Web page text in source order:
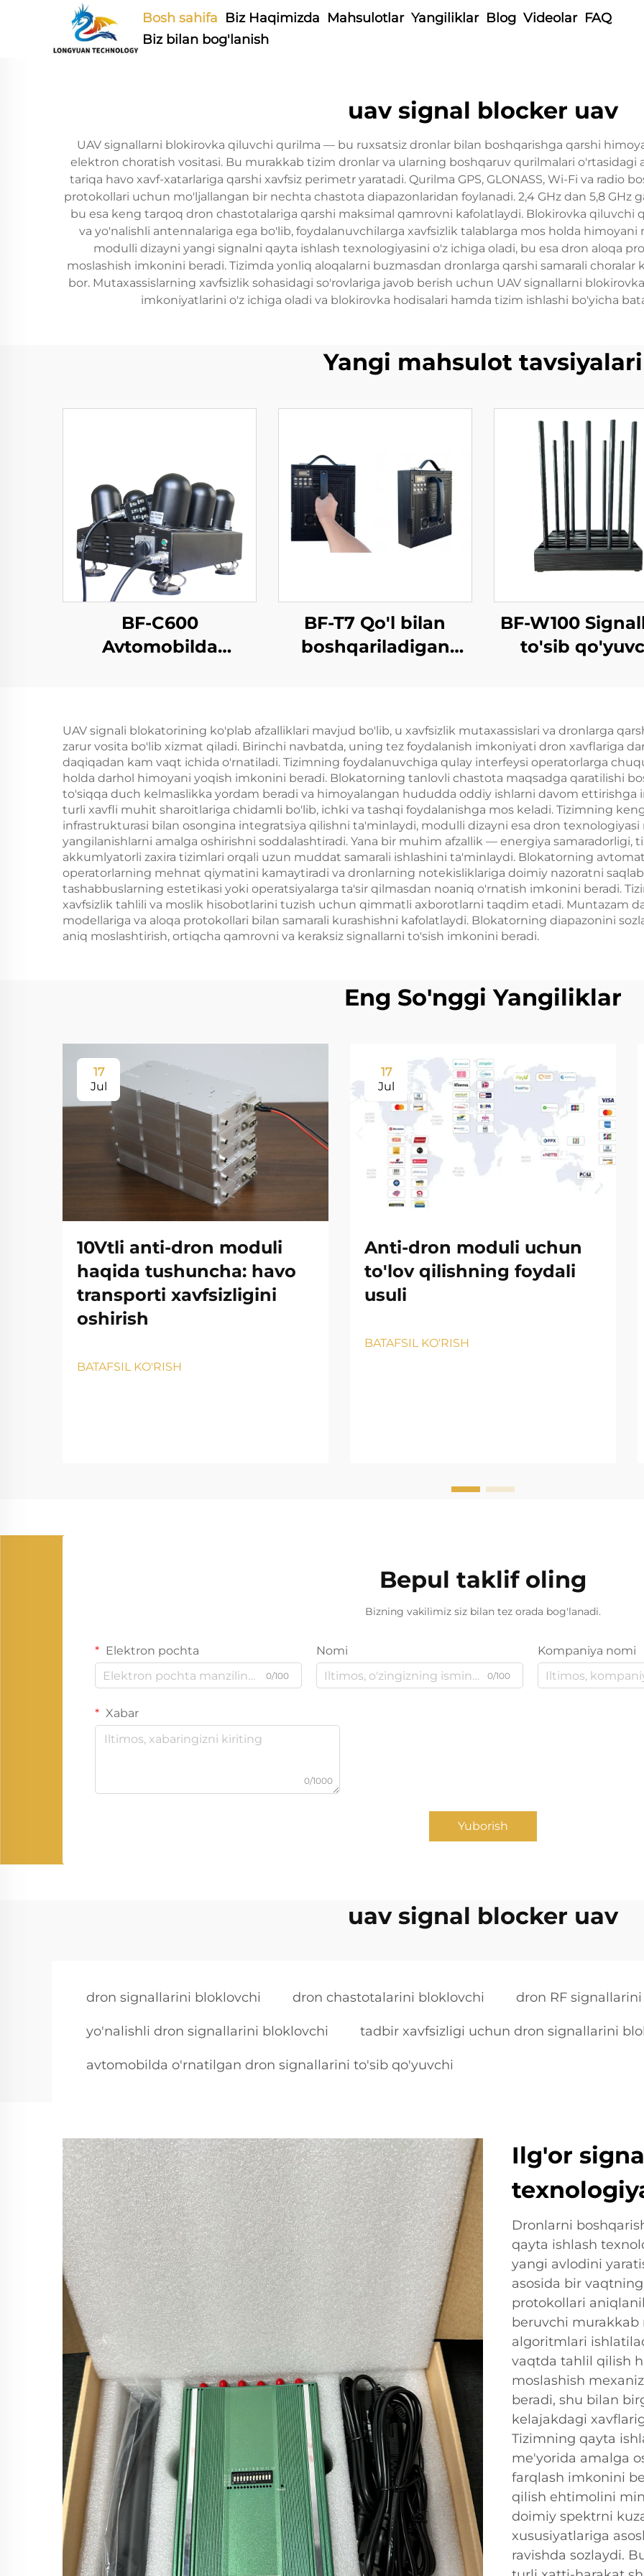
Bosh sahifa Biz Haqimizda Mahsulotlar Yangiliklar Blog Videolar FAQ
Biz bilan bog'lanish
uav signal blocker uav
UAV signallarni blokirovka qiluvchi qurilma — bu ruxsatsiz dronlar bilan boshqarishga qarshi
elektron choratish vositasi. Bu murakkab tizim dronlar va ularning boshqaruv qurilmalari o'rtasidagi
tariqa havo xavf-xatarlariga qarshi xavfsiz perimetr yaratadi. Qurilma GPS, GLONASS, Wi-Fi va radio
protokollari uchun mo'ljallangan bir nechta chastota diapazonlaridan foylanadi. 2,4 GHz dan 5,8 GHz
bu esa keng tarqoq dron chastotalariga qarshi maksimal qamrovni kafolatlaydi. Blokirovka qiluvchi
va yo'nalishli antennalariga ega bo'lib, foydalanuvchilarga xavfsizlik talablarga mos holda
modulli dizayni yangi signalni qayta ishlash texnologiyasini o'z ichiga oladi, bu esa dron aloqa
moslashish imkonini beradi. Tizimda yonliq aloqalarni buzmasdan dronlarga qarshi samarali
bor. Mutaxassislarning xavfsizlik sohasidagi so'rovlariga javob berish uchun UAV signallarni
imkoniyatlarini o'z ichiga oladi va blokirovka hodisalari hamda tizim ishlashi bo'yicha
Yangi mahsulot tavsiyalari
BF-C600
Avtomobilda
BF-T7 Qo'l bilan
boshqariladigan
BF-W100
to'sib
UAV signali blokatorining ko'plab afzalliklari mavjud bo'lib, u xavfsizlik mutaxassislari va dronlarga
zarur vosita bo'lib xizmat qiladi. Birinchi navbatda, uning tez foydalanish imkoniyati dron xavflariga
daqiqadan kam vaqt ichida o'rnatiladi. Tizimning foydalanuvchiga qulay interfeysi operatorlarga
holda darhol himoyani yoqish imkonini beradi. Blokatorning tanlovli chastota maqsadga qaratilishi
to'siqqa duch kelmaslikka yordam beradi va himoyalangan hududda oddiy ishlarni davom
turli xavfli muhit sharoitlariga chidamli bo'lib, ichki va tashqi foydalanishga mos keladi. Tizimning
infrastrukturasi bilan osongina integratsiya qilishni ta'minlaydi, modulli dizayni esa dron
yangilanishlarni amalga oshirishni soddalashtiradi. Yana bir muhim afzallik — energiya samaradorligi,
akkumlyatorli zaxira tizimlari orqali uzun muddat samarali ishlashini ta'minlaydi. Blokatorning
operatorlarning mehnat qiymatini kamaytiradi va dronlarning notekisliklariga doimiy nazoratni
tashabbuslarning estetikasi yoki operatsiyalarga ta'sir qilmasdan noaniq o'rnatish imkonini beradi.
xavfsizlik tahlili va moslik hisobotlarini tuzish uchun qimmatli axborotlarni taqdim etadi. Muntazam
modellariga va aloqa protokollari bilan samarali kurashishni kafolatlaydi. Blokatorning diapazonini
aniq moslashtirish, ortiqcha qamrovni va keraksiz signallarni to'sish imkonini beradi.
Eng So'nggi Yangiliklar
17
Jul
10Vtli anti-dron moduli
haqida tushuncha: havo
transporti xavfsizligini
oshirish
BATAFSIL KO'RISH
17
Jul
Anti-dron moduli uchun
to'lov qilishning foydali
usuli
BATAFSIL KO'RISH
Bepul taklif oling
Bizning vakilimiz siz bilan tez orada bog'lanadi.
Elektron pochta
0/100
Nomi
0/100
Kompaniya nomi
Xabar
0/1000
Yuborish
uav signal blocker uav
dron signallarini bloklovchi dron chastotalarini bloklovchi dron RF
yo'nalishli dron signallarini bloklovchi tadbir xavfsizligi uchun dron signallarini
avtomobilda o'rnatilgan dron signallarini to'sib qo'yuvchi
Ilg'or
Dronlarni
qayta ishlash
yangi avlodini
asosida bir
protokollari
beruvchi murakkab
algoritmlari
vaqtda tahlil qilish
moslashish
beradi, shu bilan
kelajakdagi
Tizimning qayta
me'yorida amalga
farqlash imkonini
qilish ehtimolini
doimiy spektrni
xususiyatlariga
ravishda sozlaydi.